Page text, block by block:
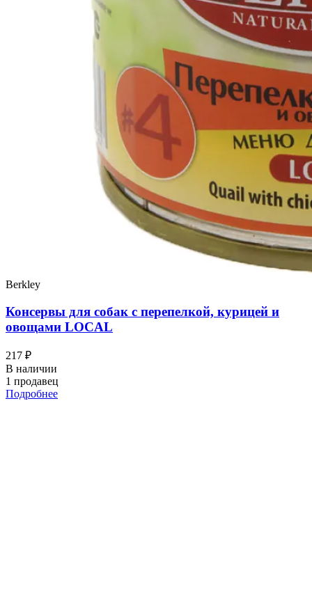
Berkley
Консервы для собак с перепелкой, курицей и
овощами LOCAL
217 ₽
В наличии
1 продавец
Подробнее